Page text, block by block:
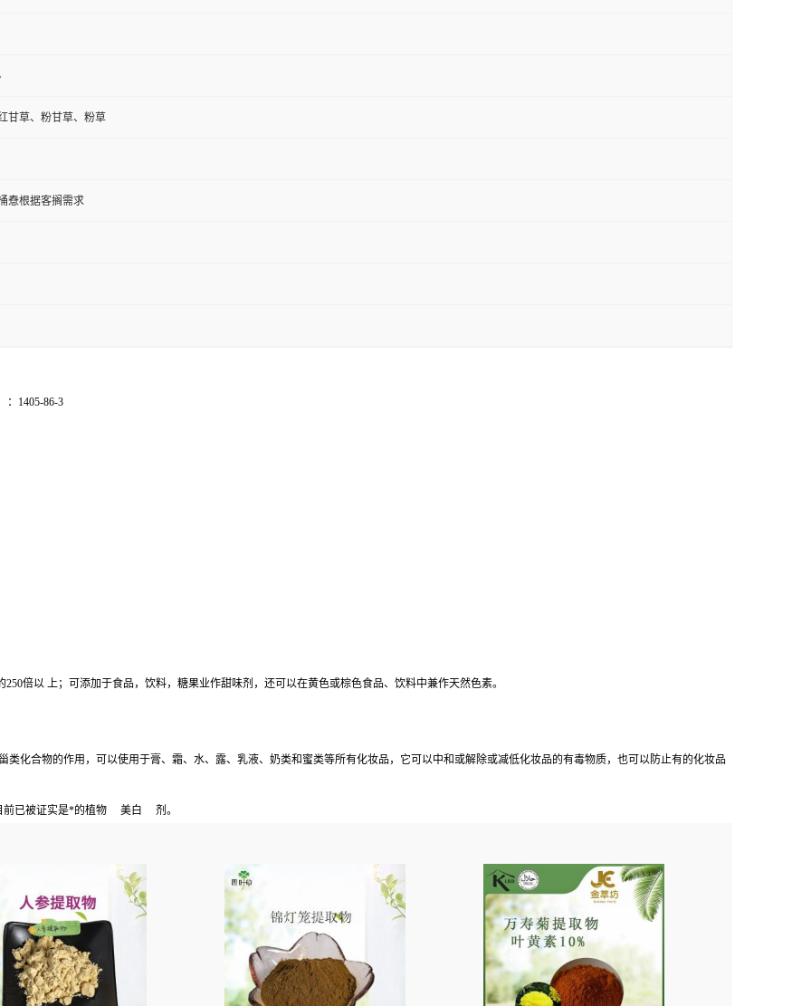
甘草、粉甘草、粉草
憃根据客搁需求
：1405-86-3
250倍以 上；可添加于食品，饮料，糖果业作甜味剂，还可以在黄色或棕色食品、饮料中兼作天然色素。
化合物的作用，可以使用于膏、霜、水、露、乳液、奶类和蜜类等所有化妆品，它可以中和或解除或减低化妆品的有毒物质，也可以防止有的化妆品
已被证实是*的植物 美白 剂。